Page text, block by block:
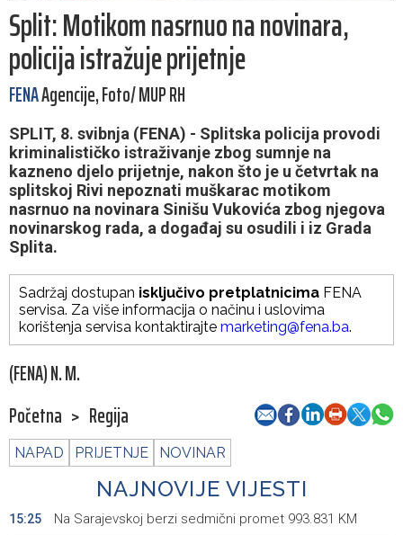
Split: Motikom nasrnuo na novinara,
policija istražuje prijetnje
FENAAgencije, Foto/ MUP RH
SPLIT, 8. svibnja (FENA) - Splitska policija provodi
kriminalističko istraživanje zbog sumnje na
kazneno djelo prijetnje, nakon što je u četvrtak na
splitskoj Rivi nepoznati muškarac motikom
nasrnuo na novinara Sinišu Vukovića zbog njegova
novinarskog rada, a događaj su osudili i iz Grada
Splita.
Sadržaj dostupan isključivo pretplatnicima FENA
servisa. Za više informacija o načinu i uslovima
korištenja servisa kontaktirajte marketing@fena.ba.
(FENA) N. M.
Početna > Regija
NAPAD PRIJETNJE NOVINAR
NAJNOVIJE VIJESTI
15:25 Na Sarajevskoj berzi sedmični promet 993.831 KM